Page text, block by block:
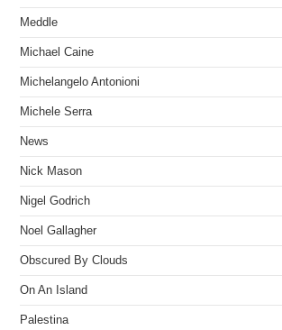
Meddle
Michael Caine
Michelangelo Antonioni
Michele Serra
News
Nick Mason
Nigel Godrich
Noel Gallagher
Obscured By Clouds
On An Island
Palestina